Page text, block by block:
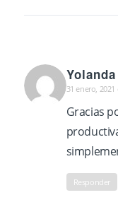
Dice:
31 enero, 2021
Gracias
Responder